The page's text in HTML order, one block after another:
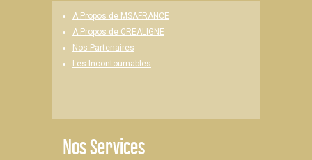
A Propos de MSAFRANCE
A Propos de CREALIGNE
Nos Partenaires
Les Incontournables
Nos Services